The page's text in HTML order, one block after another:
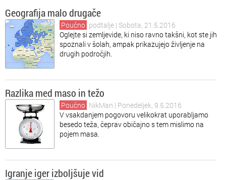
Geografija malo drugače
Poučno podtalje | Sobota, 21.5.2016
Oglejte si zemljevide, ki niso ravno takšni, kot ste jih
spoznali v šolah, ampak prikazujejo življenje na
drugih področjih.
Razlika med maso in težo
Poučno NikMan | Ponedeljek, 9.5.2016
V vsakdanjem pogovoru velikokrat uporabljamo
besedo teža, čeprav običajno s tem mislimo na
pojem masa.
Igranje iger izboljšuje vid